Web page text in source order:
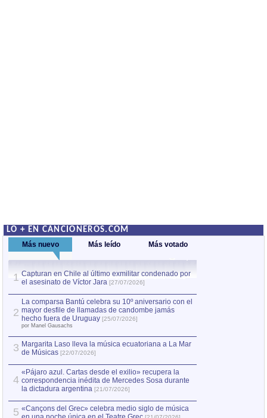
LO + EN CANCIONEROS.COM
Más nuevo Más leído Más votado
1 Capturan en Chile al último exmilitar condenado por
el asesinato de Víctor Jara [27/07/2026]
2
La comparsa Bantú celebra su 10º aniversario con el
mayor desfile de llamadas de candombe jamás
hecho fuera de Uruguay [25/07/2026]
por Manel Gausachs
3 Margarita Laso lleva la música ecuatoriana a La Mar
de Músicas [22/07/2026]
4
«Pájaro azul. Cartas desde el exilio» recupera la
correspondencia inédita de Mercedes Sosa durante
la dictadura argentina [21/07/2026]
5 «Cançons del Grec» celebra medio siglo de música